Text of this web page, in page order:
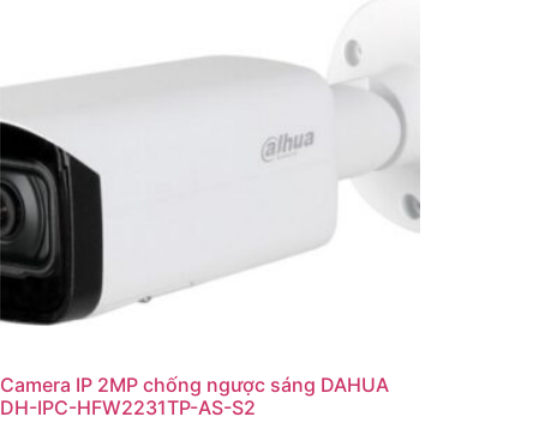
Camera IP 2MP chống ngược sáng DAHUA
DH-IPC-HFW2231TP-AS-S2